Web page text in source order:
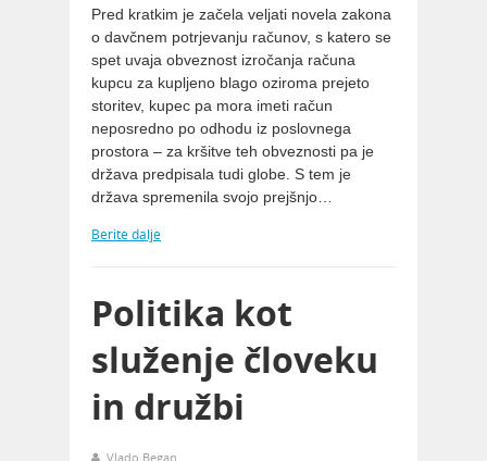
Pred kratkim je začela veljati novela zakona
o davčnem potrjevanju računov, s katero se
spet uvaja obveznost izročanja računa
kupcu za kupljeno blago oziroma prejeto
storitev, kupec pa mora imeti račun
neposredno po odhodu iz poslovnega
prostora – za kršitve teh obveznosti pa je
država predpisala tudi globe. S tem je
država spremenila svojo prejšnjo…
Berite dalje
Politika kot
služenje človeku
in družbi
Vlado Began